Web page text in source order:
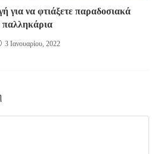
για να φτιάξετε παραδοσιακά
παλληκάρια
3 Ιανουαρίου, 2022